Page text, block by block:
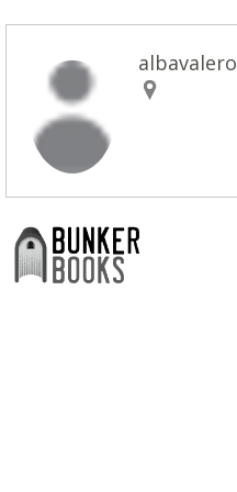
albavalero